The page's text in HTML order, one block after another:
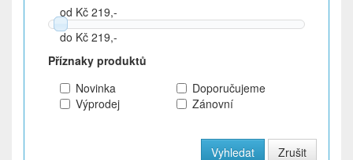
od Kč 219,-
do Kč 219,-
Příznaky produktů
Novinka
Doporučujeme
Výprodej
Zánovní